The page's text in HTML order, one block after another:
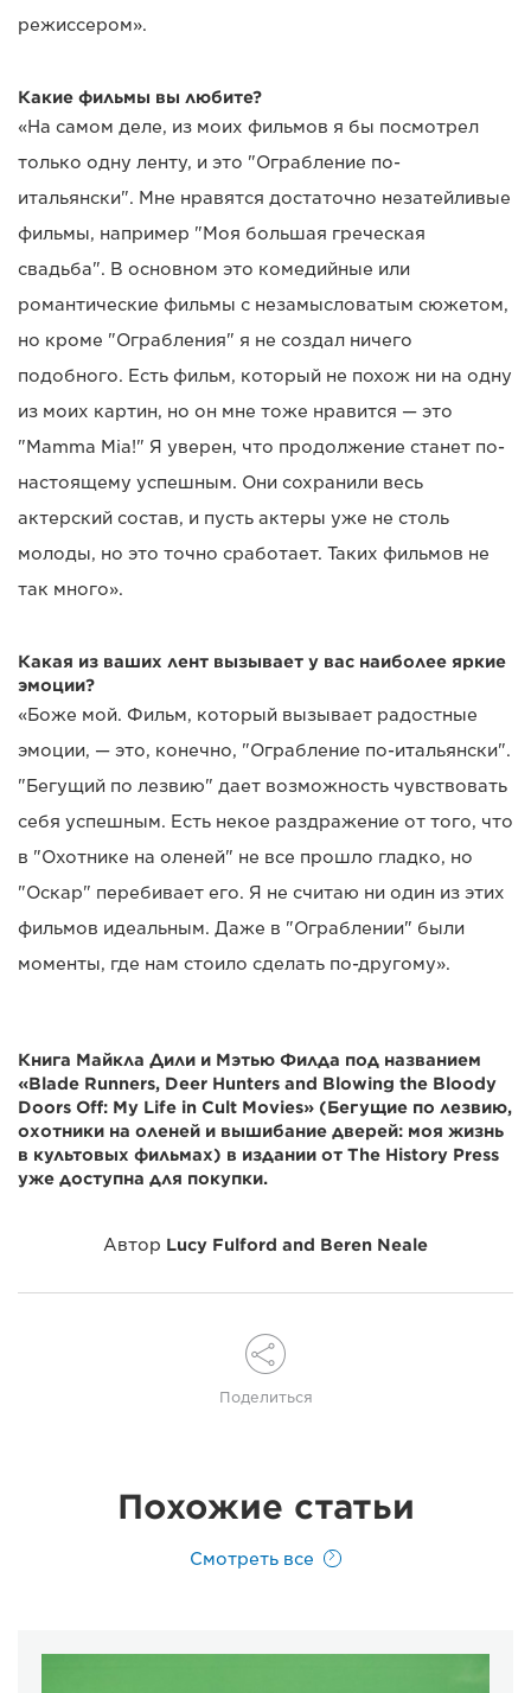
режиссером».
Какие фильмы вы любите?
«На самом деле, из моих фильмов я бы посмотрел
только одну ленту, и это "Ограбление по-
итальянски". Мне нравятся достаточно незатейливые
фильмы, например "Моя большая греческая
свадьба". В основном это комедийные или
романтические фильмы с незамысловатым сюжетом,
но кроме "Ограбления" я не создал ничего
подобного. Есть фильм, который не похож ни на одну
из моих картин, но он мне тоже нравится — это
"Mamma Mia!" Я уверен, что продолжение станет по-
настоящему успешным. Они сохранили весь
актерский состав, и пусть актеры уже не столь
молоды, но это точно сработает. Таких фильмов не
так много».
Какая из ваших лент вызывает у вас наиболее яркие
эмоции?
«Боже мой. Фильм, который вызывает радостные
эмоции, — это, конечно, "Ограбление по-итальянски".
"Бегущий по лезвию" дает возможность чувствовать
себя успешным. Есть некое раздражение от того, что
в "Охотнике на оленей" не все прошло гладко, но
"Оскар" перебивает его. Я не считаю ни один из этих
фильмов идеальным. Даже в "Ограблении" были
моменты, где нам стоило сделать по-другому».
Книга Майкла Дили и Мэтью Филда под названием
«Blade Runners, Deer Hunters and Blowing the Bloody
Doors Off: My Life in Cult Movies» (Бегущие по лезвию,
охотники на оленей и вышибание дверей: моя жизнь
в культовых фильмах) в издании от The History Press
уже доступна для покупки.
Автор Lucy Fulford and Beren Neale
Поделиться
Похожие статьи
Смотреть все